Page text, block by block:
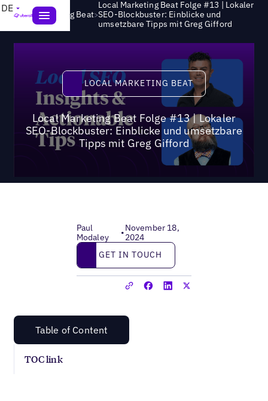
DE
Local Marketing Beat>
Local Marketing Beat Folge #13 | Lokaler
SEO-Blockbuster: Einblicke und
umsetzbare Tipps mit Greg Gifford
Local Marketing Beat
LOCAL MARKETING BEAT
Local Marketing Beat Folge #13 | Lokaler
SEO-Blockbuster: Einblicke und umsetzbare
Tipps mit Greg Gifford
Paul
Modaley
•November 18,
2024
Get in touch
GET IN TOUCH
Table of Content
TOC link